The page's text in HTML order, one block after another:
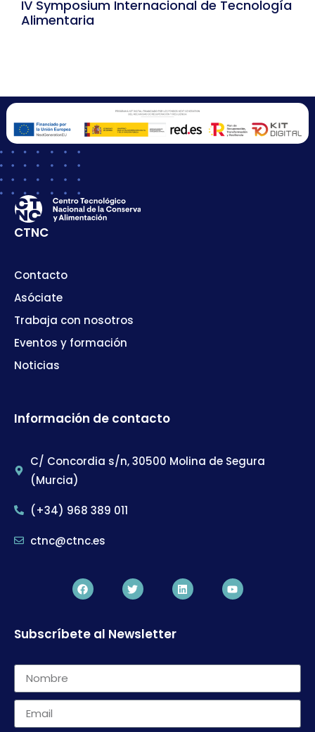
IV Symposium Internacional de Tecnología
Alimentaria
CTNC
Contacto
Asóciate
Trabaja con nosotros
Eventos y formación
Noticias
Información de contacto
C/ Concordia s/n, 30500 Molina de Segura
(Murcia)
(+34) 968 389 011
ctnc@ctnc.es
Subscríbete al Newsletter